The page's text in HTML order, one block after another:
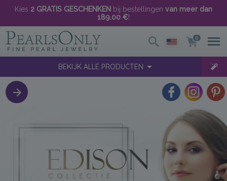
Kies 2 GRATIS GESCHENKEN bij bestellingen van meer dan
189.00 €!
0
BEKIJK ALLE PRODUCTEN